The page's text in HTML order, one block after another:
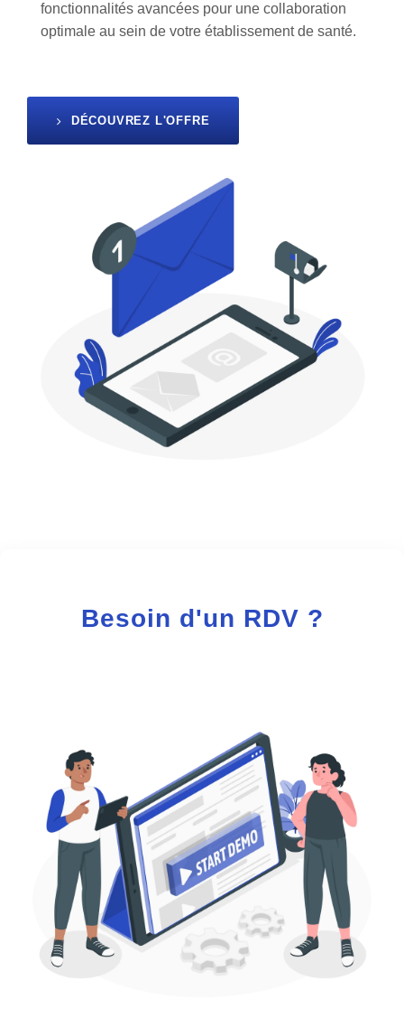
fonctionnalités avancées pour une collaboration
optimale au sein de votre établissement de santé.
DÉCOUVREZ L'OFFRE
Besoin d'un RDV ?